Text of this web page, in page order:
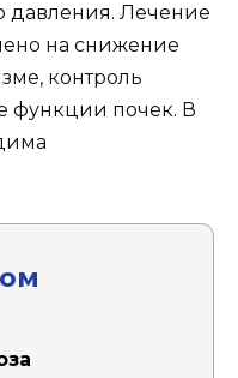
давления. Лечение
на снижение
контроль
функции почек. В